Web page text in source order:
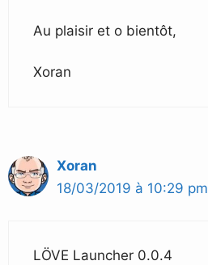
Au plaisir et o bientôt,
Xoran
Xoran
18/03/2019 à 10:29 pm
LÖVE Launcher 0.0.4